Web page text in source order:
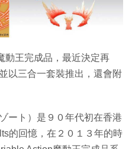
動王完成品，最近決定再
以三合一套裝推出，還會附
ート）是９０年代初在香港
的回憶，在２０１３年的時